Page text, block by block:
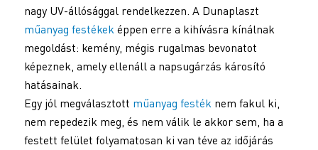
nagy UV-állósággal rendelkezzen. A Dunaplaszt
műanyag festékek éppen erre a kihívásra kínálnak
megoldást: kemény, mégis rugalmas bevonatot
képeznek, amely ellenáll a napsugárzás károsító
hatásainak.
Egy jól megválasztott műanyag festék nem fakul ki,
nem repedezik meg, és nem válik le akkor sem, ha a
festett felület folyamatosan ki van téve az időjárás